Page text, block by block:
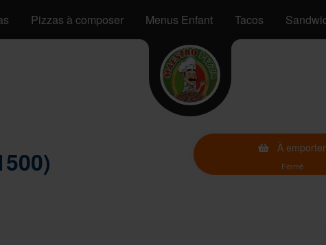
Pizzas à composer Menus Enfant Tacos
À emporter
Fermé